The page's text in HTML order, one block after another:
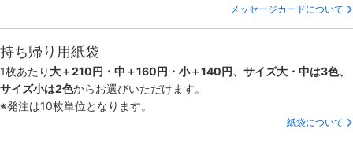
メッセージカードについて
持ち帰り用紙袋
1枚あたり 大＋210円・中＋160円・小＋140円、サイズ大・中は3色、
サイズ小は2色からお選びいただけます。
※発注は10枚単位となります。
紙袋について